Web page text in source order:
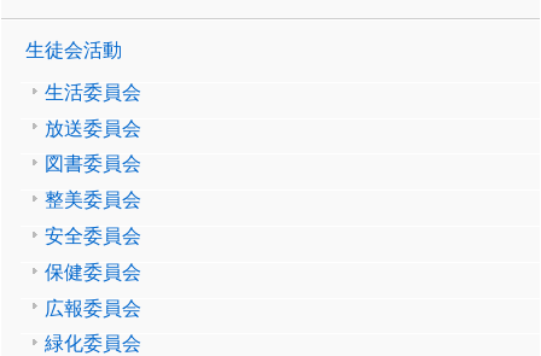
生徒会活動
生活委員会
放送委員会
図書委員会
整美委員会
安全委員会
保健委員会
広報委員会
緑化委員会